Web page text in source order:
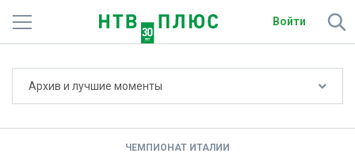
Войти
Архив и лучшие моменты
ЧЕМПИОНАТ ИТАЛИИ